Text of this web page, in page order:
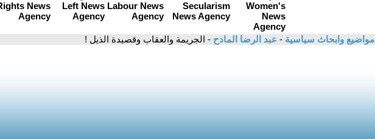
مواضيع وابحاث سياسية - عبد الرضا المادح - الجريمة والعقاب وقصيدة الذيل !